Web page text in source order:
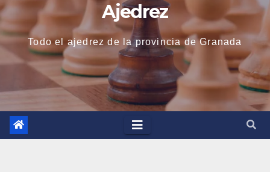
Ajedrez
Todo el ajedrez de la provincia de Granada